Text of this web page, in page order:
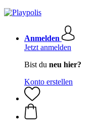
Anmelden
Jetzt anmelden
Bist du neu hier?
Konto erstellen